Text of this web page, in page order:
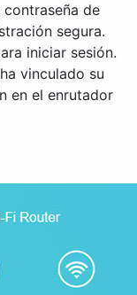
contraseña de
segura.
iniciar sesión.
vinculado su
en el enrutador